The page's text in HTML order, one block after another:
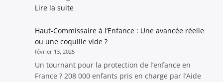
de
d’enfants
Désinformation
Lire la suite:
de
réponse
–
Clarification
sur
Haut-Commissaire à l’Enfance : Une avancée réelle
ou une coquille vide ?
février 13, 2025
Un tournant pour la protection de l’enfance en
France ? 208 000 enfants pris en charge par l’Aide